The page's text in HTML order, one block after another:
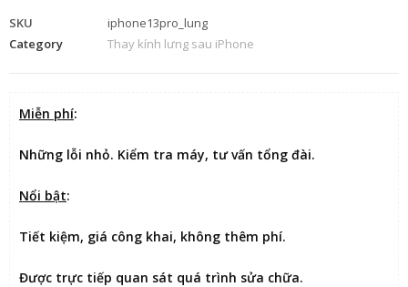
SKU
iphone13pro_lung
Category
Thay kính lưng sau iPhone
Miễn phí:
Những lỗi nhỏ. Kiểm tra máy, tư vấn tổng đài.
Nổi bật:
Tiết kiệm, giá công khai, không thêm phí.
Được trực tiếp quan sát quá trình sửa chữa.